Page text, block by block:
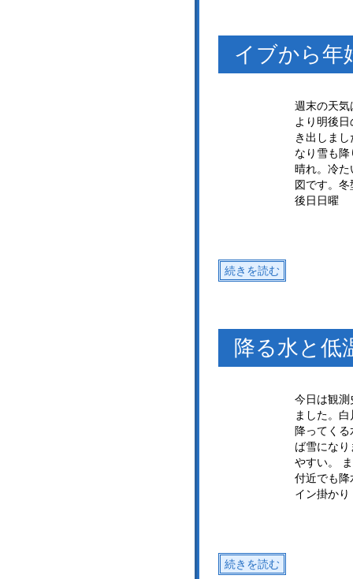
イブから年
週末の天気
より明後
き出しま
なり雪も
晴れ。冷た
図です。
後日日曜
続きを読む
降る水と低
今日は観測
ました。
降ってく
ば雪にな
やすい。
付近でも
イン掛かり
続きを読む